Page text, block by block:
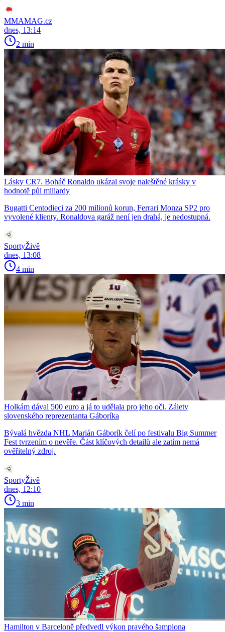
MMAMAG.cz
dnes, 13:14
2 min
Lásky CR7. Boháč Ronaldo ukázal svoje naleštěné krásky v
hodnotě půl miliardy
Bugatti Centodieci za 200 milionů korun, Ferrari Monza SP2 pro
vyvolené klienty. Ronaldova garáž není jen drahá, je nedostupná.
SportyŽivě
dnes, 13:08
4 min
Holkám dával 500 euro a já to udělala pro jeho oči. Zálety
slovenského reprezentanta Gáboríka
Bývalá hvězda NHL Marián Gáborík čelí po festivalu Big Summer
Fest tvrzením o nevěře. Část klíčových detailů ale zatím nemá
ověřitelný zdroj.
SportyŽivě
dnes, 12:10
3 min
Hamilton v Barceloně předvedl výkon pravého šampiona